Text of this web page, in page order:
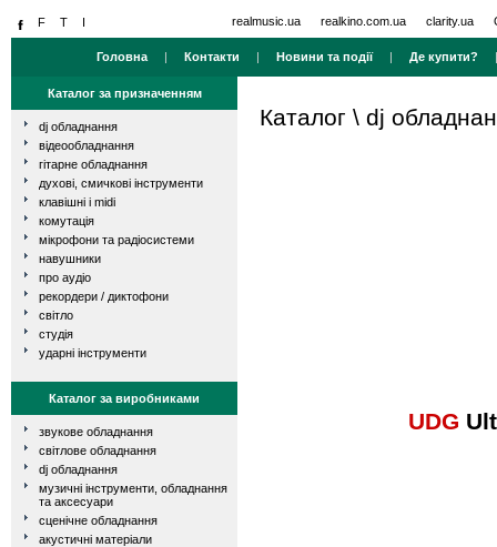
realmusic.ua realkino.com.ua clarity.ua
Головна | Контакти | Новини та події| Де купити?
Каталог за призначенням
dj обладнання
відеообладнання
гітарне обладнання
духові, смичкові інструменти
клавішні і midi
комутація
мікрофони та радіосистеми
навушники
про аудіо
рекордери / диктофони
світло
студія
ударні інструменти
Каталог за виробниками
звукове обладнання
світлове обладнання
dj обладнання
музичні інструменти, обладнання
та аксесуари
сценічне обладнання
акустичні матеріали
Каталог \ dj
UDG